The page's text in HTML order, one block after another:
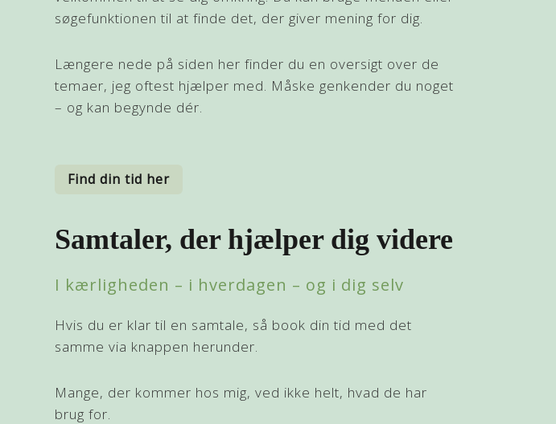
søgefunktionen til at finde det, der giver mening for dig.
Længere nede på siden her finder du en oversigt over de
temaer, jeg oftest hjælper med. Måske genkender du noget
– og kan begynde dér.
Find din tid her
Samtaler, der hjælper dig videre
I kærligheden – i hverdagen – og i dig selv
Hvis du er klar til en samtale, så book din tid med det
samme via knappen herunder.
Mange, der kommer hos mig, ved ikke helt, hvad de har
brug for.